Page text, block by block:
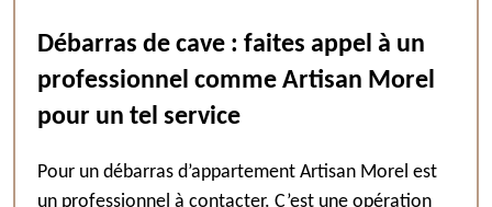
Débarras de cave : faites appel à un
professionnel comme Artisan Morel
pour un tel service
Pour un débarras d’appartement Artisan Morel est
un professionnel à contacter. C’est une opération